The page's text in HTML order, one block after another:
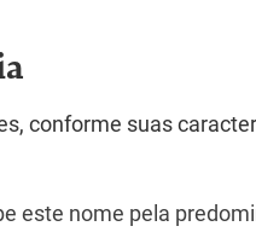
conforme suas
este nome pela